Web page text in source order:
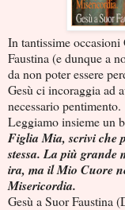
In tantissime
Faustina (e dunque a
da non poter essere
Gesù ci incoraggia ad
necessario pentimento.
Leggiamo insieme un
Figlia Mia, scrivi che
stessa. La più
ira, ma il Mio Cuore
Misericordia.
Gesù a Suor Faustina